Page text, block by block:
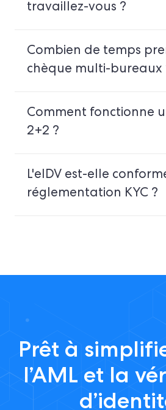
travaillez-vous ?
Combien de temps
chèque multi-bureaux
Comment fonctionne
2+2 ?
L'eIDV est-elle
réglementation KYC ?
Prêt à
l’AML et la